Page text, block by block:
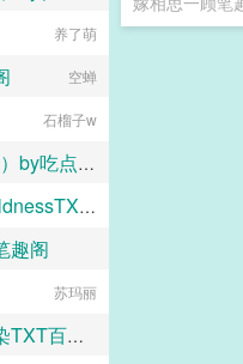
吃点好的
养了萌
空蝉
石榴子w
合欢宗功法？狗都不练！（nph）by吃点好的免费阅读
吃点好的贰拾【强取豪夺1v1高H】byboldnessTXT百度网盘
boldness
趣阁
名字倒写版）
苏玛丽
野孩子（校园1v1h）by层林尽染TXT百度网盘